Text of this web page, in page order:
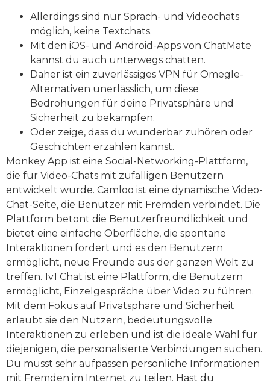
Allerdings sind nur Sprach- und Videochats
möglich, keine Textchats.
Mit den iOS- und Android-Apps von ChatMate
kannst du auch unterwegs chatten.
Daher ist ein zuverlässiges VPN für Omegle-
Alternativen unerlässlich, um diese
Bedrohungen für deine Privatsphäre und
Sicherheit zu bekämpfen.
Oder zeige, dass du wunderbar zuhören oder
Geschichten erzählen kannst.
Monkey App ist eine Social-Networking-Plattform,
die für Video-Chats mit zufälligen Benutzern
entwickelt wurde. Camloo ist eine dynamische Video-
Chat-Seite, die Benutzer mit Fremden verbindet. Die
Plattform betont die Benutzerfreundlichkeit und
bietet eine einfache Oberfläche, die spontane
Interaktionen fördert und es den Benutzern
ermöglicht, neue Freunde aus der ganzen Welt zu
treffen. 1v1 Chat ist eine Plattform, die Benutzern
ermöglicht, Einzelgespräche über Video zu führen.
Mit dem Fokus auf Privatsphäre und Sicherheit
erlaubt sie den Nutzern, bedeutungsvolle
Interaktionen zu erleben und ist die ideale Wahl für
diejenigen, die personalisierte Verbindungen suchen.
Du musst sehr aufpassen persönliche Informationen
mit Fremden im Internet zu teilen. Hast du